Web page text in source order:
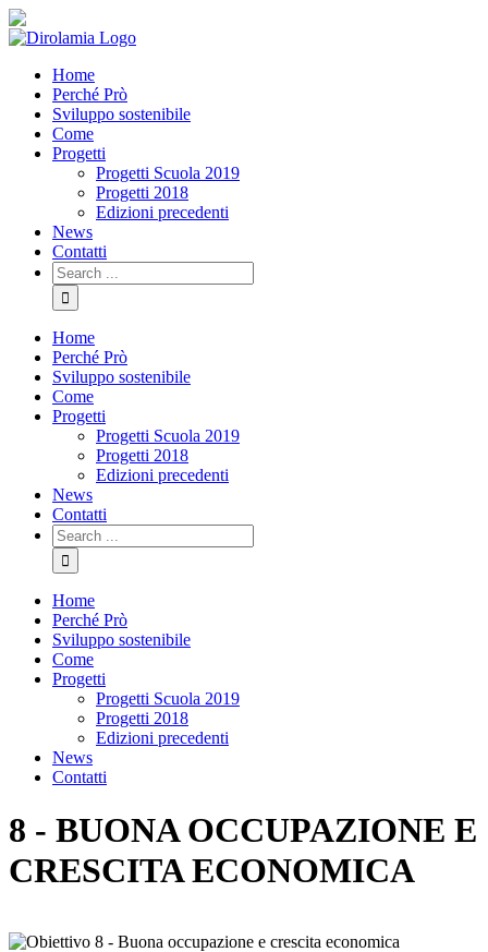
Skip
to
Facebook
YouTube
Sito
comune
Rho
Home
Perché Prò
Sviluppo sostenibile
Come
Progetti
Progetti Scuola 2019
Progetti 2018
Edizioni precedenti
News
Contatti
Search
for:
Home
Perché Prò
Sviluppo sostenibile
Come
Progetti
Progetti Scuola 2019
Progetti 2018
Edizioni precedenti
News
Contatti
Search
for:
Home
Perché Prò
Sviluppo sostenibile
Come
Progetti
Progetti Scuola 2019
Progetti 2018
Edizioni precedenti
News
Contatti
8 - BUONA OCCUPAZIONE E
CRESCITA ECONOMICA